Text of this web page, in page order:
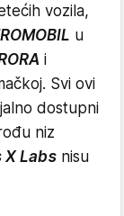
vozila,
u
i
Svi ovi
dostupni
niz
X Labs nisu